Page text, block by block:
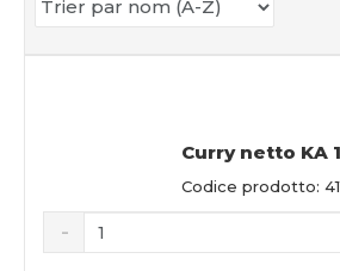
Curry netto KA
Codice prodotto: